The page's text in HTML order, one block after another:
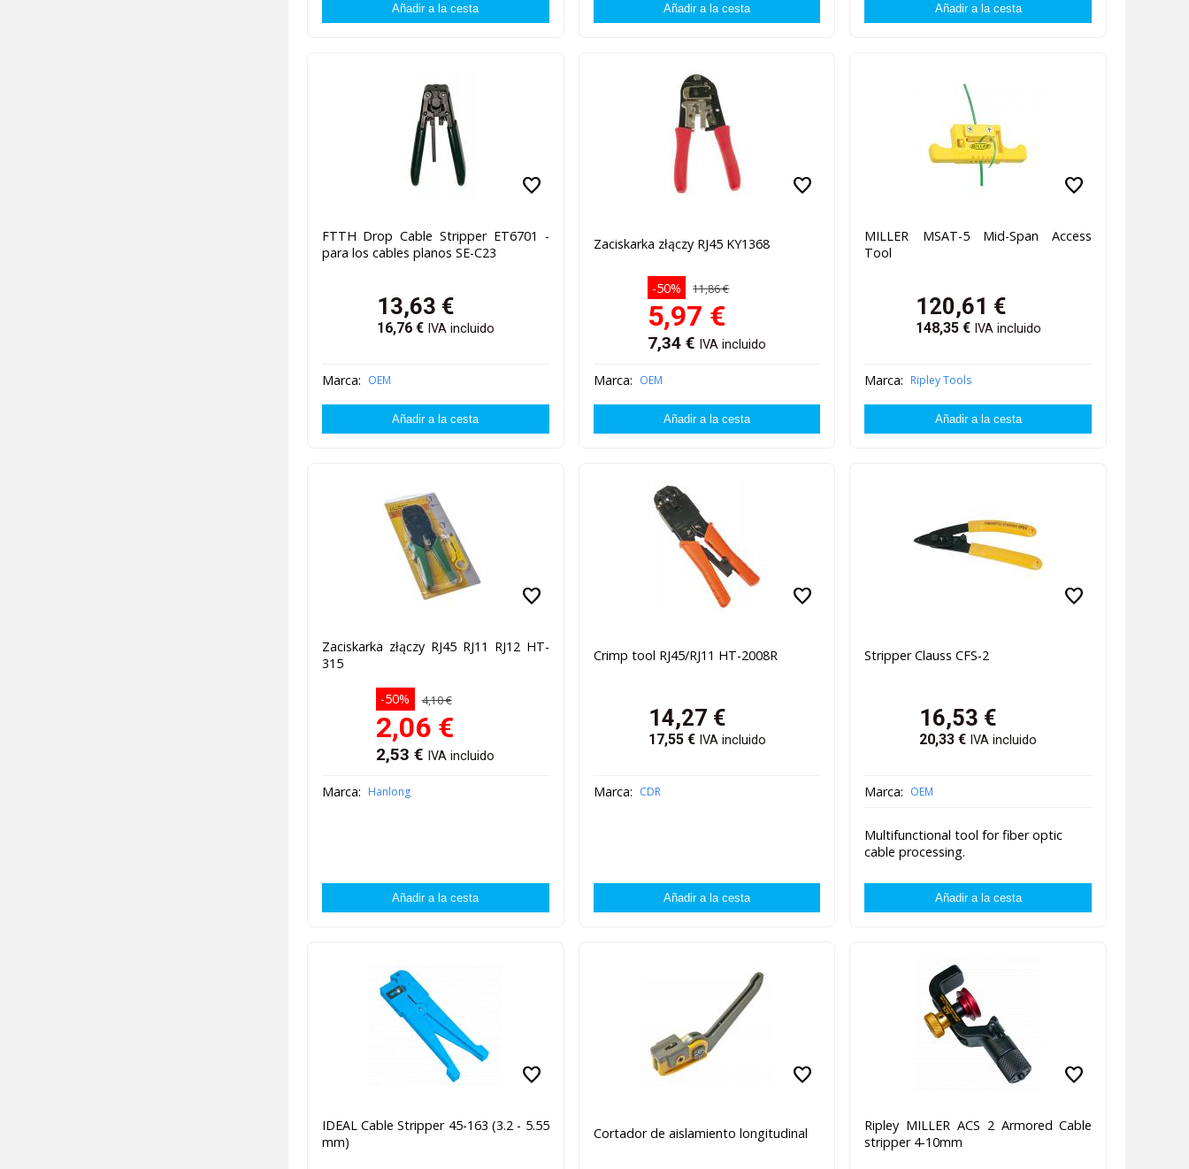
favorite
FTTH Drop Cable Stripper ET6701 -
para los cables planos SE-C23
13,63 €
16,76€ IVA incluido
Marca: OEM
favorite
Zaciskarka złączy RJ45 KY1368
-50% 11,86 €
5,97 €
7,34 € IVA incluido
Marca: OEM
favorite
MILLER MSAT-5 Mid-Span Access
Tool
120,61 €
148,35€ IVA incluido
Marca: Ripley Tools
favorite
Zaciskarka złączy RJ45 RJ11 RJ12 HT-
315
-50% 4,10 €
2,06 €
2,53 € IVA incluido
Marca: Hanlong
favorite
Crimp tool RJ45/RJ11 HT-2008R
14,27 €
17,55€ IVA incluido
Marca: CDR
favorite
Stripper Clauss CFS-2
16,53 €
20,33 € IVA incluido
Marca: OEM
Multifunctional tool for fiber optic
cable processing.
favorite
IDEAL Cable Stripper 45-163 (3.2 - 5.55
mm)
favorite
Cortador de aislamiento longitudinal
favorite
Ripley MILLER ACS 2 Armored Cable
stripper 4-10mm